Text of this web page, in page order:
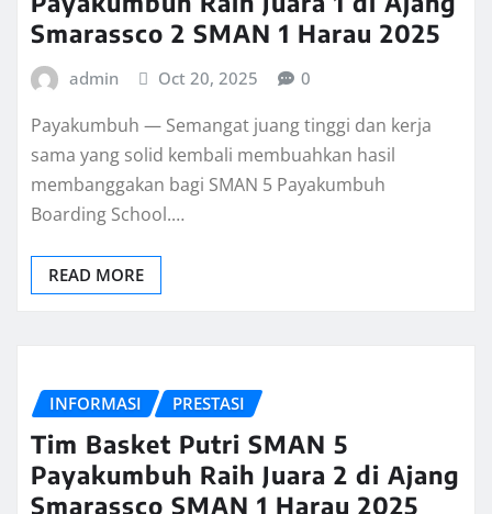
Smarassco 2 SMAN 1 Harau 2025
admin Oct 20, 2025 0
Payakumbuh — Semangat juang tinggi dan kerja
sama yang solid kembali membuahkan hasil
membanggakan bagi SMAN 5 Payakumbuh
Boarding School.…
READ MORE
INFORMASI PRESTASI
Tim Basket Putri SMAN 5
Payakumbuh Raih Juara 2 di Ajang
Smarassco SMAN 1 Harau 2025